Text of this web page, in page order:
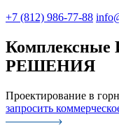
+7 (812) 986-77-88
РЕШЕНИЯ
Проектирование в
запросить